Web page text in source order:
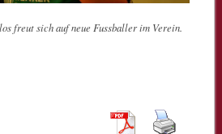
freut sich auf neue Fussballer im Verein.